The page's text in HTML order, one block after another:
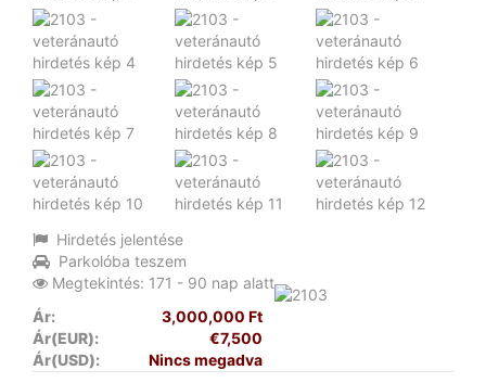
Hirdetés jelentése
Parkolóba teszem
Megtekintés: 171 - 90 nap alatt
Ár:
3,000,000 Ft
Ár(EUR):
€7,500
Ár(USD):
Nincs megadva